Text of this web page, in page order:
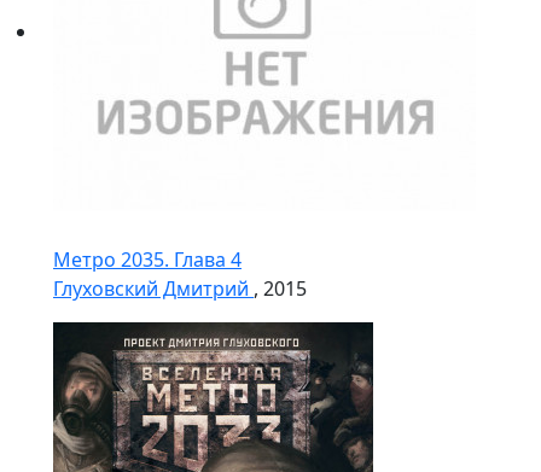
Метро 2035. Глава 4
Глуховский Дмитрий , 2015